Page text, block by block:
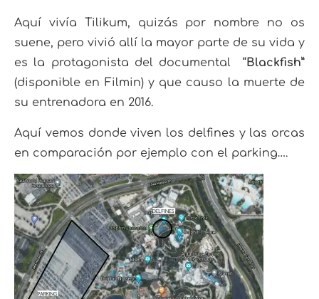
Aquí vivía Tilikum, quizás por nombre no os
suene, pero vivió allí la mayor parte de su vida y
es la protagonista del documental “Blackfish”
(disponible en Filmin) y que causo la muerte de
su entrenadora en 2016.
Aquí vemos donde viven los delfines y las orcas
en comparación por ejemplo con el parking….